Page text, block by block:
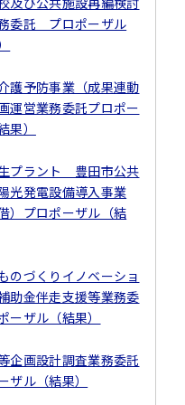
委託 プロポーザル
護予防事業（成果連動
運営業務委託プロポー
果）
プラント 豊田市公共
光発電設備導入事業
借）プロポーザル（結
のづくりイノベーショ
助金伴走支援等業務委
ーザル（結果）
企画設計調査業務委託
ザル（結果）